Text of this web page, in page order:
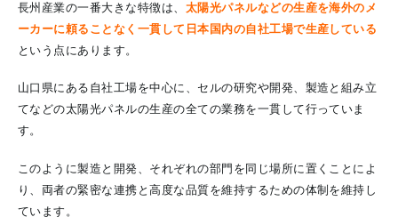
長州産業の一番大きな特徴は、 太陽光パネルなどの生産を海外のメ
ーカーに頼ることなく一貫して日本国内の自社工場で生産している
という点にあります。
山口県にある自社工場を中心に、セルの研究や開発、製造と組み立
てなどの太陽光パネルの生産の全ての業務を一貫して行っていま
す。
このように製造と開発、それぞれの部門を同じ場所に置くことによ
り、両者の緊密な連携と高度な品質を維持するための体制を維持し
ています。